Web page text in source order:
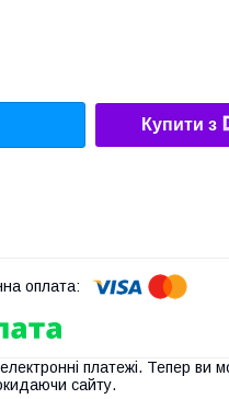
Купити з
платежі. Тепер ви
сайту.